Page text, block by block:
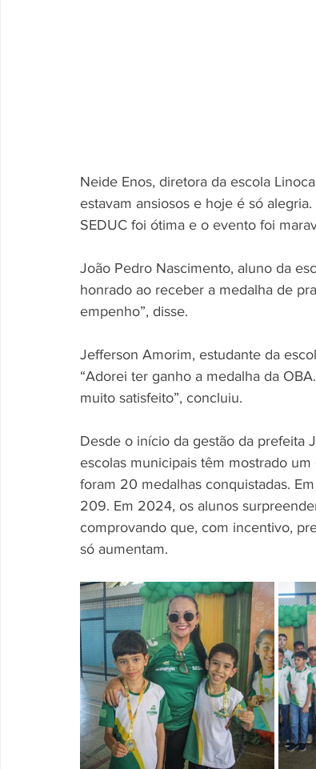
Neide Enos, diretora da escola
estavam ansiosos e hoje é só
SEDUC foi ótima e o evento foi
João Pedro Nascimento, aluno da
honrado ao receber a medalha de
empenho”, disse.
Jefferson Amorim, estudante da
“Adorei ter ganho a medalha da
muito satisfeito”, concluiu.
Desde o início da gestão da prefeita
escolas municipais têm mostrado
foram 20 medalhas conquistadas.
209. Em 2024, os alunos
comprovando que, com incentivo,
só aumentam.